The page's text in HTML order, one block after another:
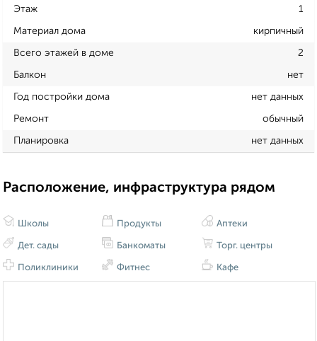
Этаж 1
Материал дома кирпичный
Всего этажей в доме 2
Балкон нет
Год постройки дома нет данных
Ремонт обычный
Планировка нет данных
Расположение, инфраструктура рядом
Школы
Дет. сады
Поликлиники
Продукты
Банкоматы
Фитнес
Аптеки
Торг. центры
Кафе